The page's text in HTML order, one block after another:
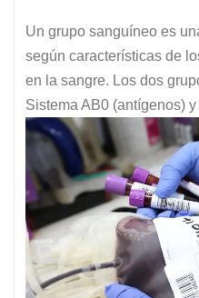
Un grupo sanguíneo es
según características de
en la sangre. Los dos
Sistema AB0 (antígenos)